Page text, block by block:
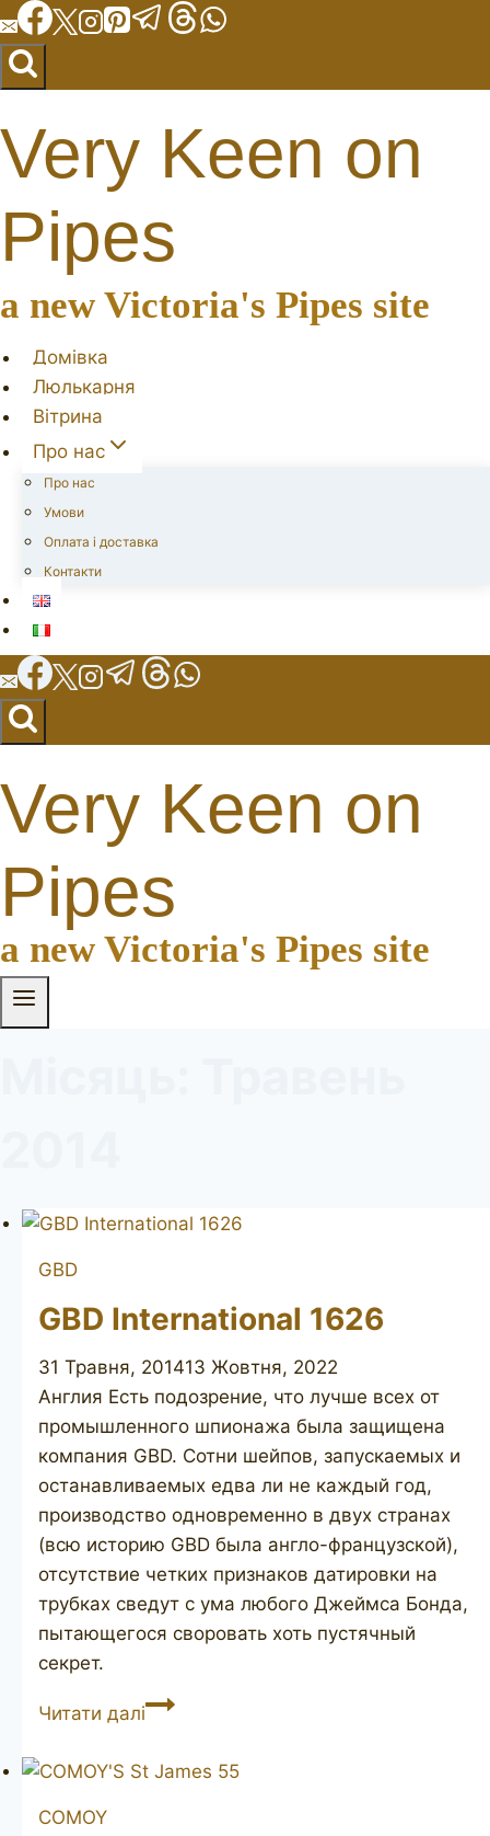
Перейти
до
вмісту
Very Keen on
Pipes
a new Victoria's Pipes site
Домівка
Люлькарня
Вітрина
Про нас
Про нас
Умови
Оплата і доставка
Контакти
Very Keen on
Pipes
a new Victoria's Pipes site
GBD
GBD International 1626
31 Травня, 201413 Жовтня, 2022
Англия Есть подозрение, что лучше всех от
промышленного шпионажа была защищена
компания GBD. Сотни шейпов, запускаемых и
останавливаемых едва ли не каждый год,
производство одновременно в двух странах
(всю историю GBD была англо-французской),
отсутствие четких признаков датировки на
трубках сведут с ума любого Джеймса Бонда,
пытающегося своровать хоть пустячный
секрет.
Читати даліGBD
1626
COMOY